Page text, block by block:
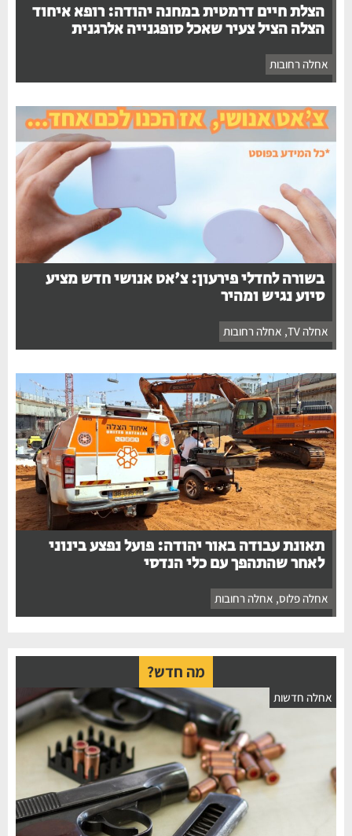
הצלת חיים דרמטית במחנה יהודה: רופא איחוד
הצלה הציל צעיר שאכל סופגנייה אלרגנית
אחלה רחובות
בשורה לחדלי פירעון: צ'אט אנושי חדש מציע
סיוע נגיש ומהיר
אחלה TV ,אחלה רחובות
תאונת עבודה באור יהודה: פועל נפצע בינוני
לאחר שהתהפך עם כלי הנדסי
אחלה פלוס ,אחלה רחובות
מה חדש?
חדשות